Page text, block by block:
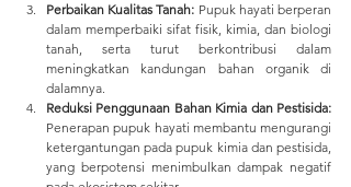
Perbaikan Kualitas Tanah: Pupuk hayati berperan
dalam memperbaiki sifat fisik, kimia, dan biologi
tanah, serta turut berkontribusi dalam
meningkatkan kandungan bahan organik di
dalamnya.
Reduksi Penggunaan Bahan Kimia dan Pestisida:
Penerapan pupuk hayati membantu mengurangi
ketergantungan pada pupuk kimia dan pestisida,
yang berpotensi menimbulkan dampak negatif